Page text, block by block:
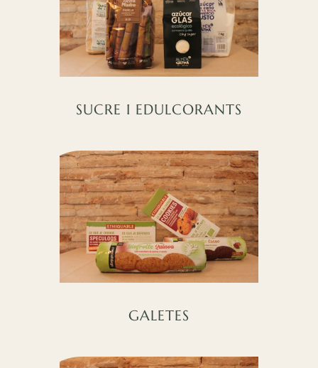
SUCRE I EDULCORANTS
GALETES